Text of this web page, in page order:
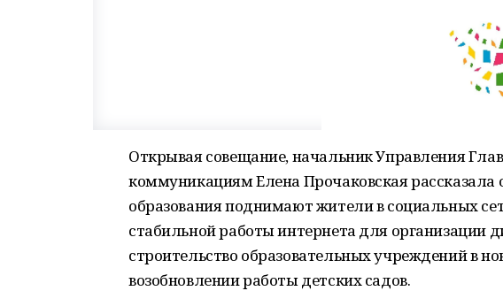
Открывая совещание, начальник Управления
коммуникациям Елена Прочаковская рассказала
образования поднимают жители в социальных
стабильной работы интернета для организации
строительство образовательных учреждений в
возобновлении работы детских садов.